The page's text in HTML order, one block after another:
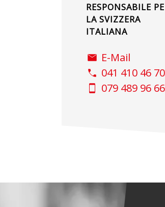
RESPONSABILE
LA SVIZZERA
ITALIANA
E-Mail
041 410 46 70
079 489 96 66